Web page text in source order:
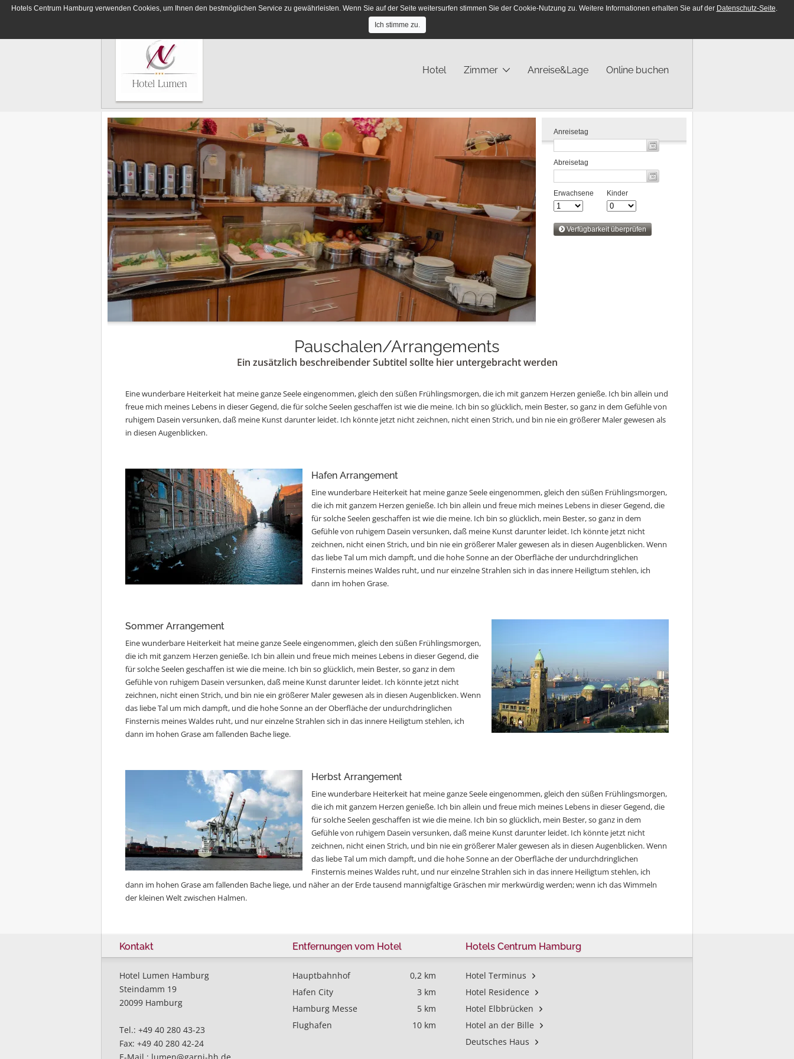
Centrum
Deutsches Haus
Hotel an der Bille
Hotel Seegarten
So erreichen Sie uns: +49 40 / 280 43 - 23
Hotel Zimmer Anreise&Lage Online buchen
Pauschalen/Arrangements
Ein zusätzlich beschreibender Subtitel sollte hier untergebracht werden
Eine wunderbare Heiterkeit hat meine ganze Seele eingenommen, gleich den süßen Frühlingsmorgen, die ich mit ganzem Herzen genieße. Ich bin allein und
freue mich meines Lebens in dieser Gegend, die für solche Seelen geschaffen ist wie die meine. Ich bin so glücklich, mein Bester, so ganz in dem Gefühle von
ruhigem Dasein versunken, daß meine Kunst darunter leidet. Ich könnte jetzt nicht zeichnen, nicht einen Strich, und bin nie ein größerer Maler gewesen als
in diesen Augenblicken.
Hafen Arrangement
Eine wunderbare Heiterkeit hat meine ganze Seele eingenommen, gleich den süßen Frühlingsmorgen,
die ich mit ganzem Herzen genieße. Ich bin allein und freue mich meines Lebens in dieser Gegend, die
für solche Seelen geschaffen ist wie die meine. Ich bin so glücklich, mein Bester, so ganz in dem
Gefühle von ruhigem Dasein versunken, daß meine Kunst darunter leidet. Ich könnte jetzt nicht
zeichnen, nicht einen Strich, und bin nie ein größerer Maler gewesen als in diesen Augenblicken. Wenn
das liebe Tal um mich dampft, und die hohe Sonne an der Oberfläche der undurchdringlichen
Finsternis meines Waldes ruht, und nur einzelne Strahlen sich in das innere Heiligtum stehlen, ich
dann im hohen Grase.
Sommer Arrangement
Eine wunderbare Heiterkeit hat meine ganze Seele eingenommen, gleich den süßen Frühlingsmorgen,
die ich mit ganzem Herzen genieße. Ich bin allein und freue mich meines Lebens in dieser Gegend, die
für solche Seelen geschaffen ist wie die meine. Ich bin so glücklich, mein Bester, so ganz in dem
Gefühle von ruhigem Dasein versunken, daß meine Kunst darunter leidet. Ich könnte jetzt nicht
zeichnen, nicht einen Strich, und bin nie ein größerer Maler gewesen als in diesen Augenblicken. Wenn
das liebe Tal um mich dampft, und die hohe Sonne an der Oberfläche der undurchdringlichen
Finsternis meines Waldes ruht, und nur einzelne Strahlen sich in das innere Heiligtum stehlen, ich
dann im hohen Grase am fallenden Bache liege.
Herbst Arrangement
Eine wunderbare Heiterkeit hat meine ganze Seele eingenommen, gleich den süßen Frühlingsmorgen,
die ich mit ganzem Herzen genieße. Ich bin allein und freue mich meines Lebens in dieser Gegend, die
für solche Seelen geschaffen ist wie die meine. Ich bin so glücklich, mein Bester, so ganz in dem
Gefühle von ruhigem Dasein versunken, daß meine Kunst darunter leidet. Ich könnte jetzt nicht
zeichnen, nicht einen Strich, und bin nie ein größerer Maler gewesen als in diesen Augenblicken. Wenn
das liebe Tal um mich dampft, und die hohe Sonne an der Oberfläche der undurchdringlichen
Finsternis meines Waldes ruht, und nur einzelne Strahlen sich in das innere Heiligtum stehlen, ich
dann im hohen Grase am fallenden Bache liege, und näher an der Erde tausend mannigfaltige Gräschen mir merkwürdig werden; wenn ich das Wimmeln
der kleinen Welt zwischen Halmen.
Kontakt
Hotel Lumen Hamburg
Steindamm 19
20099 Hamburg
Tel.: +49 40 280 43-23
Fax: +49 40 280 42-24
E-Mail : lumen@garni-hh.de
Entfernungen vom Hotel
Hauptbahnhof
0,2 km
Hafen City
3 km
Hamburg Messe
5 km
Flughafen
10 km
Hotels Centrum Hamburg
Hotel Terminus
Hotel Residence
Hotel Elbbrücken
Hotel an der Bille
Deutsches Haus
Hotels Centrum Hamburg verwenden Cookies, um Ihnen den bestmöglichen Service zu gewährleisten. Wenn Sie auf der Seite weitersurfen stimmen Sie der Cookie-Nutzung zu. Weitere Informationen erhalten Sie auf der Datenschutz-Seite.
Ich stimme zu.